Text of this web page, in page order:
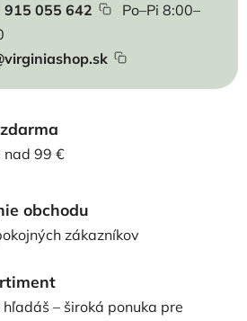
915 055 642
Po–Pi 8:00–
nad 99 €
obchodu
zákazníkov
hľadáš – široká ponuka pre